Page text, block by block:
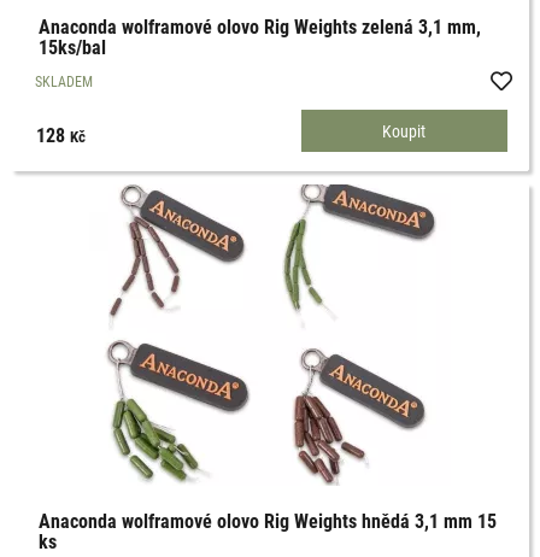
Anaconda wolframové olovo Rig Weights zelená 3,1 mm,
15ks/bal
SKLADEM
128Kč
Anaconda wolframové olovo Rig Weights hnědá 3,1 mm 15
ks